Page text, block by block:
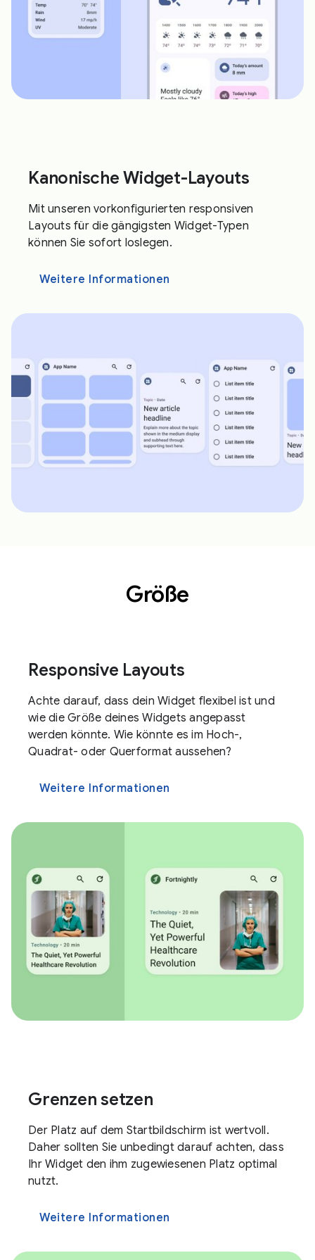
Kanonische Widget-Layouts
Mit unseren vorkonfigurierten responsiven
Layouts für die gängigsten Widget-Typen
können Sie sofort loslegen.
Weitere Informationen
Größe
Responsive Layouts
Achte darauf, dass dein Widget flexibel ist und
wie die Größe deines Widgets angepasst
werden könnte. Wie könnte es im Hoch-,
Quadrat- oder Querformat aussehen?
Weitere Informationen
Grenzen setzen
Der Platz auf dem Startbildschirm ist wertvoll.
Daher sollten Sie unbedingt darauf achten, dass
Ihr Widget den ihm zugewiesenen Platz optimal
nutzt.
Weitere Informationen